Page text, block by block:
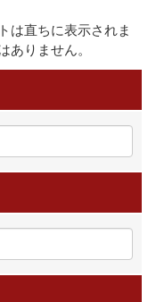
は直ちに表示されま
ありません。